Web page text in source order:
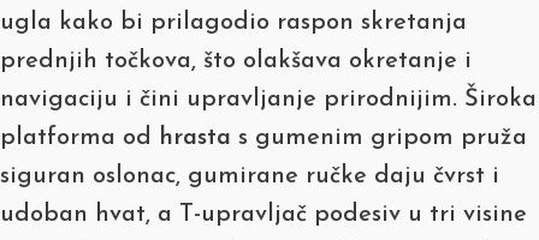
ugla kako bi prilagodio raspon skretanja
prednjih točkova, što olakšava okretanje i
navigaciju i čini upravljanje prirodnijim. Široka
platforma od hrasta s gumenim gripom pruža
siguran oslonac, gumirane ručke daju čvrst i
udoban hvat, a T-upravljač podesiv u tri visine